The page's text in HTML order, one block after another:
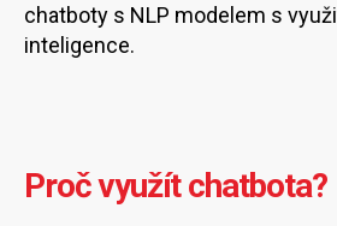
chatboty s NLP modelem s
inteligence.
Proč využít chatbota?